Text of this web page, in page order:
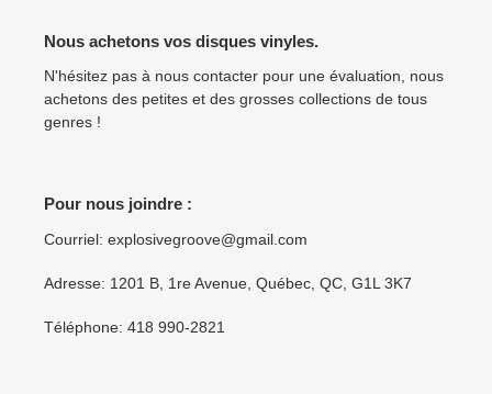
Nous achetons vos disques vinyles.
N'hésitez pas à nous contacter pour une évaluation, nous
achetons des petites et des grosses collections de tous
genres !
Pour nous joindre :
Courriel: explosivegroove@gmail.com
Adresse: 1201 B, 1re Avenue, Québec, QC, G1L 3K7
Téléphone: 418 990-2821